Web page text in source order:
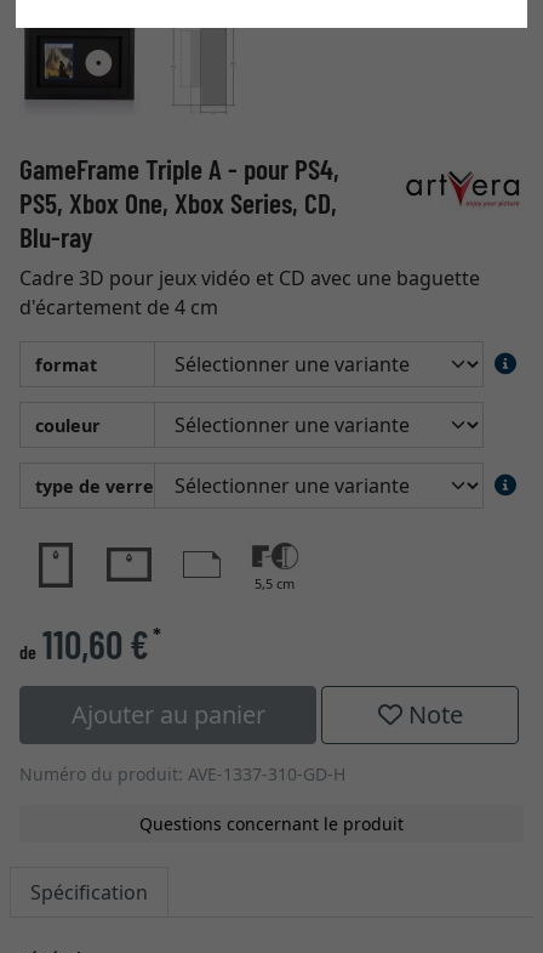
GameFrame Triple A - pour PS4,
PS5, Xbox One, Xbox Series, CD,
Blu-ray
Cadre 3D pour jeux vidéo et CD avec une baguette
d'écartement de 4 cm
format
couleur
type de verre
5,5 cm
de 110,60 €*
Ajouter au panier Note
Numéro du produit: AVE-1337-310-GD-H
Questions concernant le produit
Spécification